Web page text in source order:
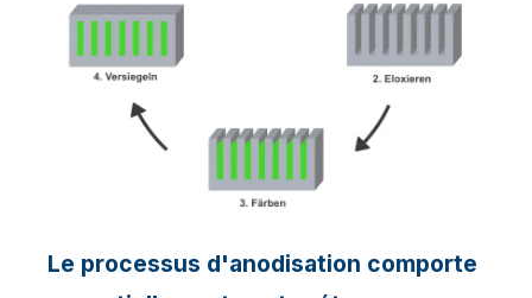
Le processus d'anodisation comporte